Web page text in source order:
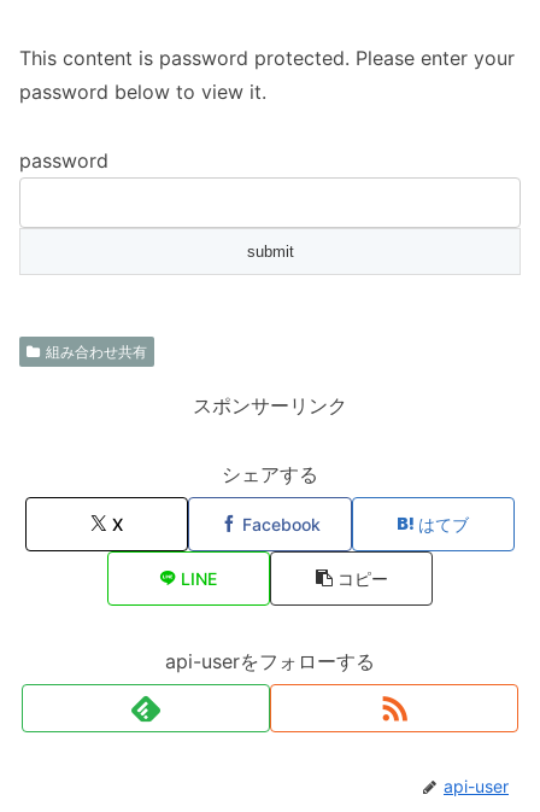
This content is password protected. Please enter your
password below to view it.
password
組み合わせ共有
スポンサーリンク
シェアする
X Facebook はてブ
LINE コピー
api-userをフォローする
api-user